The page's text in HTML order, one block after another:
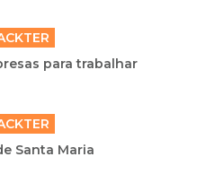
para trabalhar
Santa Maria